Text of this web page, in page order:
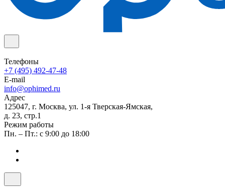
Телефоны
+7 (495) 492-47-48
E-mail
info@ophimed.ru
Адрес
125047, г. Москва, ул. 1-я Тверская-Ямская,
д. 23, стр.1
Режим работы
Пн. – Пт.: с 9:00 до 18:00